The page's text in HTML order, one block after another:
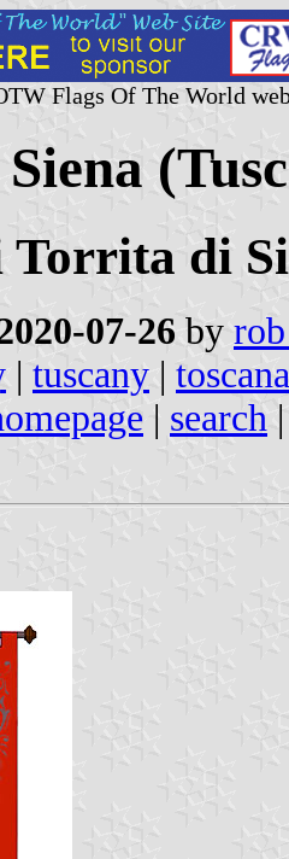
Flags Of The World
Torrita di
07-26 by
| tuscany | toscana
| search